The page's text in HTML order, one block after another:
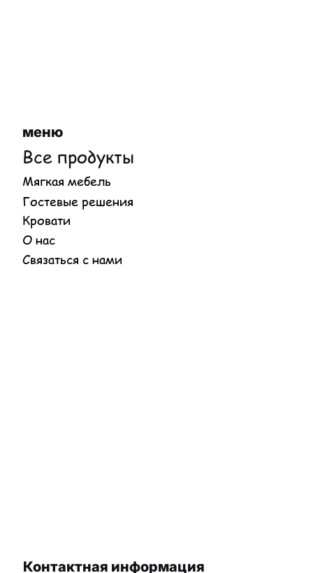
Контактная информация
меню
Все продукты
Мягкая мебель
Гостевые решения
Кровати
О нас
Связаться с нами